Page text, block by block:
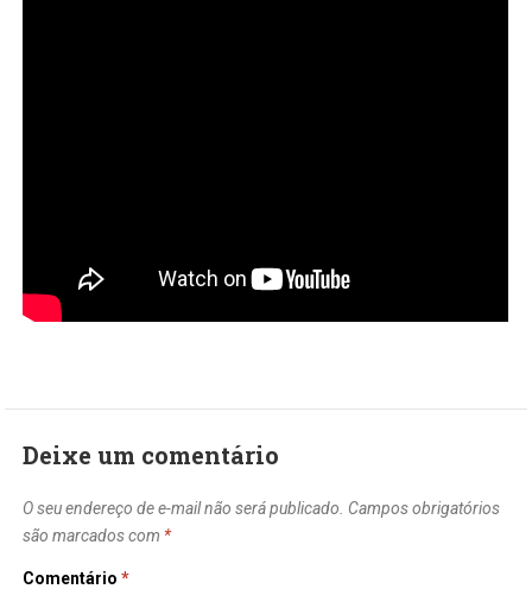
Deixe um comentário
O seu endereço de e-mail não será publicado. Campos obrigatórios
são marcados com *
Comentário*